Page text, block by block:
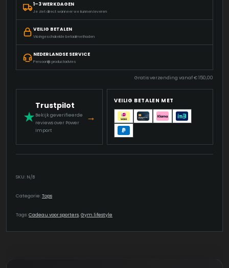
SHIRT
ACTIEVE
KINDEREN
1–3 WERKDAGEN
Je ziet direct wanneer we kunnen leveren
VEILIG BETALEN
Via ingeschakelde betaalmethoden
NEDERLANDSE SERVICE
Persoonlijk productadvies
Gratis verzending vanaf€150,00
★
Trustpilot
Bekijk geverifieerde
reviews over Power
Import
→
VEILIG BETALEN MET
SKU: N/B
Categorie:Tops
Tags:Cadeau voor sporters,Gym lifestyle